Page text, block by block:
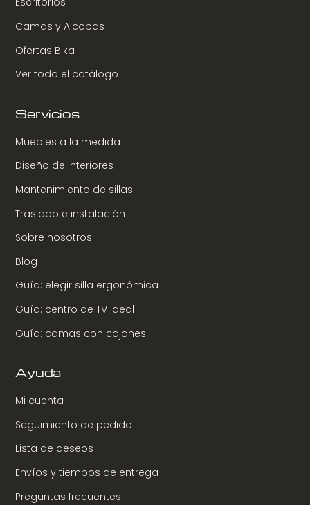
Camas y Alcobas
Ofertas Bika
Ver todo el catálogo
Servicios
Muebles a la medida
Diseño de interiores
Mantenimiento de sillas
Traslado e instalación
Sobre nosotros
Blog
Guía: elegir silla ergonómica
Guía: centro de TV ideal
Guía: camas con cajones
Ayuda
Mi cuenta
Seguimiento de pedido
Lista de deseos
Envíos y tiempos de entrega
Preguntas frecuentes